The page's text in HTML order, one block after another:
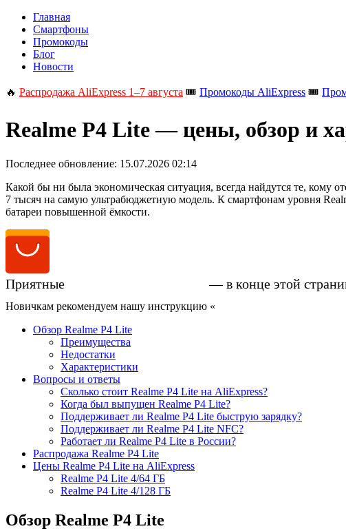
Главная
Смартфоны
Промокоды
Блог
Новости
🔥 Распродажа AliExpress 1–7 августа 🎟️ Промокоды AliExpress 🎟️
Realme P4 Lite — цены, обзор и
Последнее обновление: 15.07.2026 02:14
Какой бы ни была экономическая ситуация, всегда найдутся те, кому
7 тысяч на самую ультрабюджетную модель. К смартфонам уровня
батареи повышенной ёмкости.
Приятные — в конце этой
Новичкам рекомендуем нашу инструкцию «
Обзор Realme P4 Lite
Преимущества
Недостатки
Характеристики
Вопросы и ответы
Сколько стоит Realme P4 Lite на AliExpress?
Когда был выпущен Realme P4 Lite?
Поддерживает ли Realme P4 Lite быструю зарядку?
Поддерживает ли Realme P4 Lite NFC?
Работает ли Realme P4 Lite в России?
Распродажа Realme P4 Lite
Цены Realme P4 Lite на AliExpress
Realme P4 Lite 4/64 ГБ
Realme P4 Lite 4/128 ГБ
Обзор Realme P4 Lite